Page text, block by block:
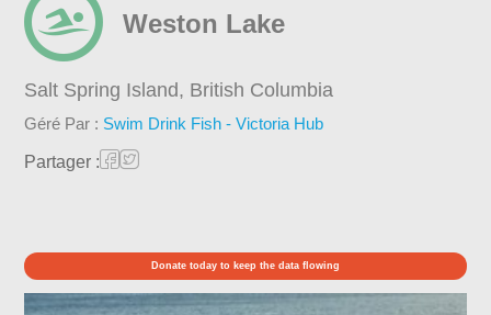
Weston Lake
Salt Spring Island, British Columbia
Géré Par : Swim Drink Fish - Victoria Hub
Partager :
Donate today to keep the data flowing